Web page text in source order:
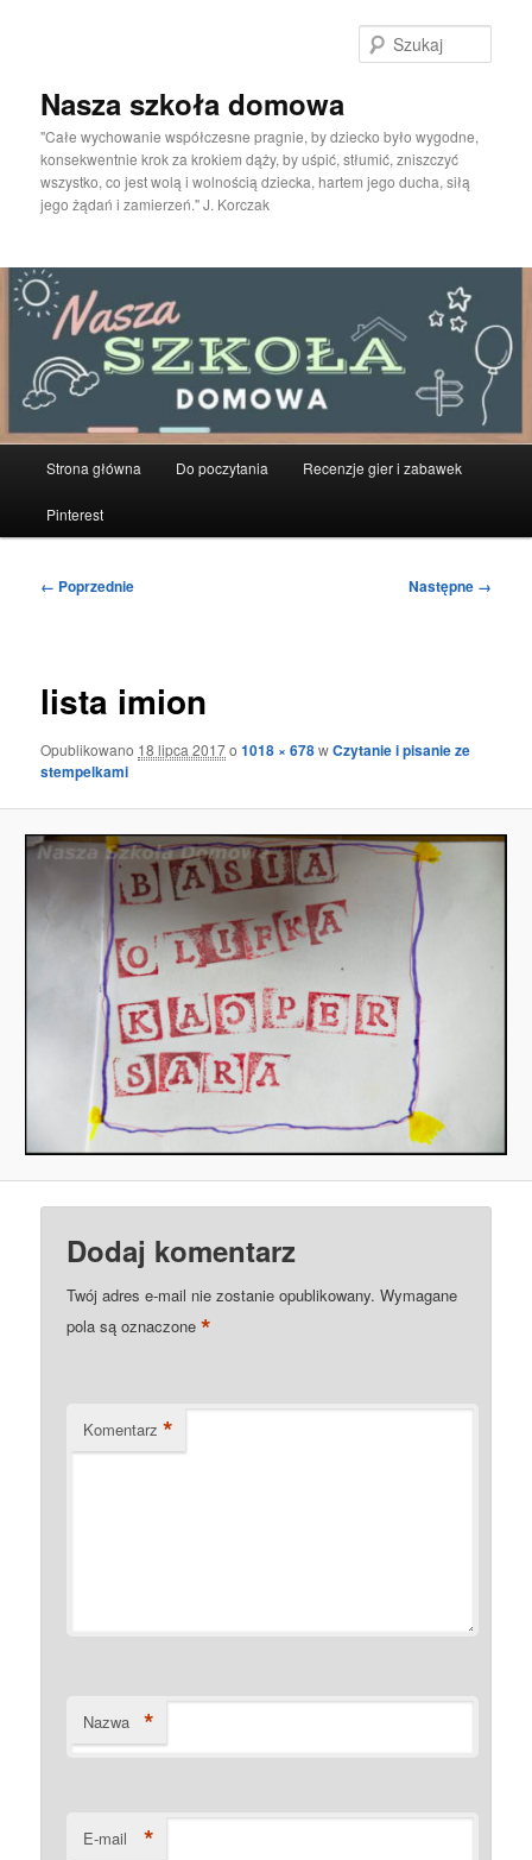
Nasza szkoła domowa
"Całe wychowanie współczesne pragnie, by dziecko było wygodne,
konsekwentnie krok za krokiem dąży, by uśpić, stłumić, zniszczyć
wszystko, co jest wolą i wolnością dziecka, hartem jego ducha, siłą
jego żądań i zamierzeń." J. Korczak
Strona główna Do poczytania Recenzje gier i zabawek
Pinterest
Nawigacja
← Poprzednie Następne →
lista imion
Opublikowano 18 lipca 2017o1018 × 678wCzytanie i pisanie ze
stempelkami
Dodaj komentarz
Twój adres e-mail nie zostanie opublikowany. Wymagane
pola są oznaczone*
Komentarz *
Nazwa *
E-mail *